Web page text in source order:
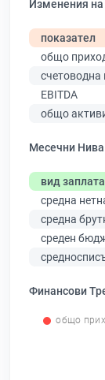
Изменения на
показател
общо
счетоводна
EBITDA
общо
Месечни Нива
вид
средна
средна
среден
Финансови
общо